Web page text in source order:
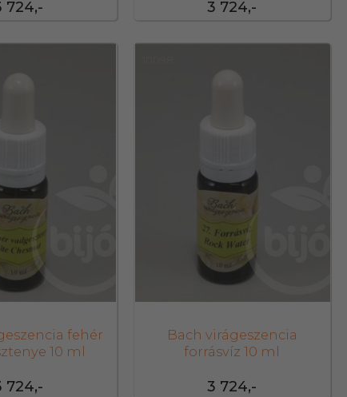
724,- 3 724,-
724,-
fehér
10 ml
3 724,-
Bach virágeszencia
forrásvíz 10 ml